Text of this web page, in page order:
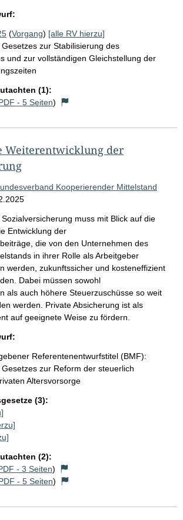
(Vorgang) [alle RV hierzu]
zur Stabilisierung des
und zur vollständigen Gleichstellung der
(1):
- 5 Seiten)
Weiterentwicklung der
Kooperierender Mittelstand
Sozialversicherung muss mit Blick auf die
Entwicklung der
die von den Unternehmen des
in ihrer Rolle als Arbeitgeber
werden, zukunftssicher und kosteneffizient
Dabei müssen sowohl
als auch höhere Steuerzuschüsse so weit
werden. Private Absicherung ist als
auf geeignete Weise zu fördern.
Referentenentwurfstitel (BMF):
zur Reform der steuerlich
Altersvorsorge
(3):
(2):
- 3 Seiten)
- 5 Seiten)